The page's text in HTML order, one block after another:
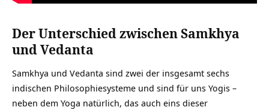
Der Unterschied zwischen Samkhya
und Vedanta
Samkhya und Vedanta sind zwei der insgesamt sechs
indischen Philosophiesysteme und sind für uns Yogis –
neben dem Yoga natürlich, das auch eins dieser